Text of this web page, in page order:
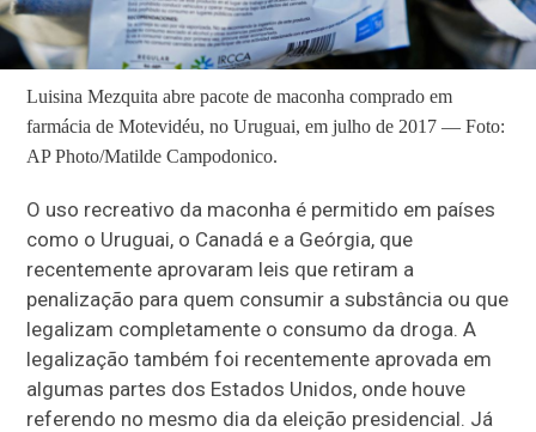
Luisina Mezquita abre pacote de maconha comprado em
farmácia de Motevidéu, no Uruguai, em julho de 2017 — Foto:
AP Photo/Matilde Campodonico.
O uso recreativo da maconha é permitido em países
como o Uruguai, o Canadá e a Geórgia, que
recentemente aprovaram leis que retiram a
penalização para quem consumir a substância ou que
legalizam completamente o consumo da droga. A
legalização também foi recentemente aprovada em
algumas partes dos Estados Unidos, onde houve
referendo no mesmo dia da eleição presidencial. Já